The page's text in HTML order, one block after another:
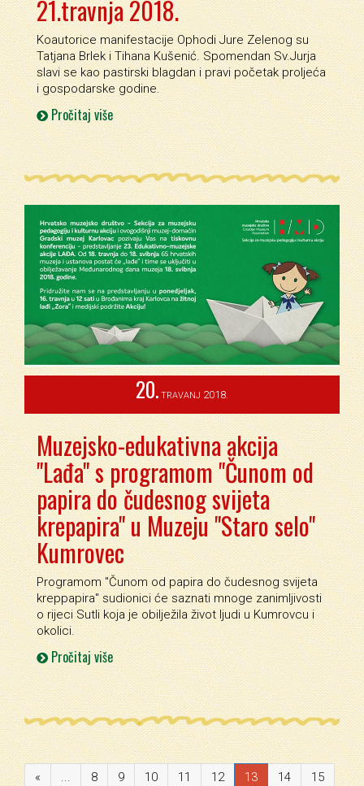
21.travnja 2018.
Koautorice manifestacije Ophodi Jure Zelenog su
Tatjana Brlek i Tihana Kušenić. Spomendan Sv.Jurja
slavi se kao pastirski blagdan i pravi početak proljeća
i gospodarske godine.
Pročitaj više
20. TRAVANJ 2018.
Muzejsko-edukativna akcija
"Lađa" s programom "Čunom od
papira do čudesnog svijeta
krepapira" u Muzeju "Staro selo"
Kumrovec
Programom ''Čunom od papira do čudesnog svijeta
kreppapira'' sudionici će saznati mnoge zanimljivosti
o rijeci Sutli koja je obilježila život ljudi u Kumrovcu i
okolici.
Pročitaj više
« ... 8 9 10 11 12 13 14 15